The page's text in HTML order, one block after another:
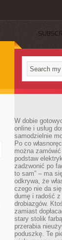
W dobie
online i usług
samodzielnie
Po co
można
podstaw
zadzwonić po
to sam” – ma
odkrywa, że
czego nie da
dumę i radość
drobiazgów.
zamiast
stary stolik
przerabia
poduszkę. Te